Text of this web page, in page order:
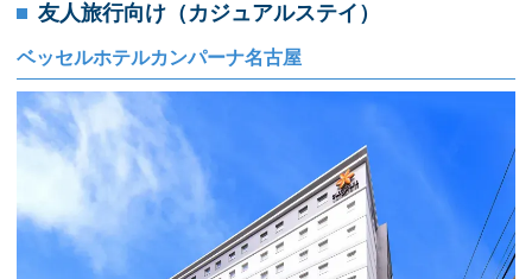
友人旅行向け（カジュアルステイ）
ベッセルホテルカンパーナ名古屋